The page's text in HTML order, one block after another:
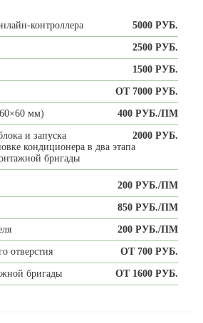
5000 РУБ.
контроллера
2500 РУБ.
1500 РУБ.
ОТ 7000 РУБ.
400 РУБ./ПМ
мм)
2000 РУБ.
и запуска
кондиционера в два этапа
бригады
200 РУБ./ПМ
850 РУБ./ПМ
200 РУБ./ПМ
ОТ 700 РУБ.
отверстия
ОТ 1600 РУБ.
бригады